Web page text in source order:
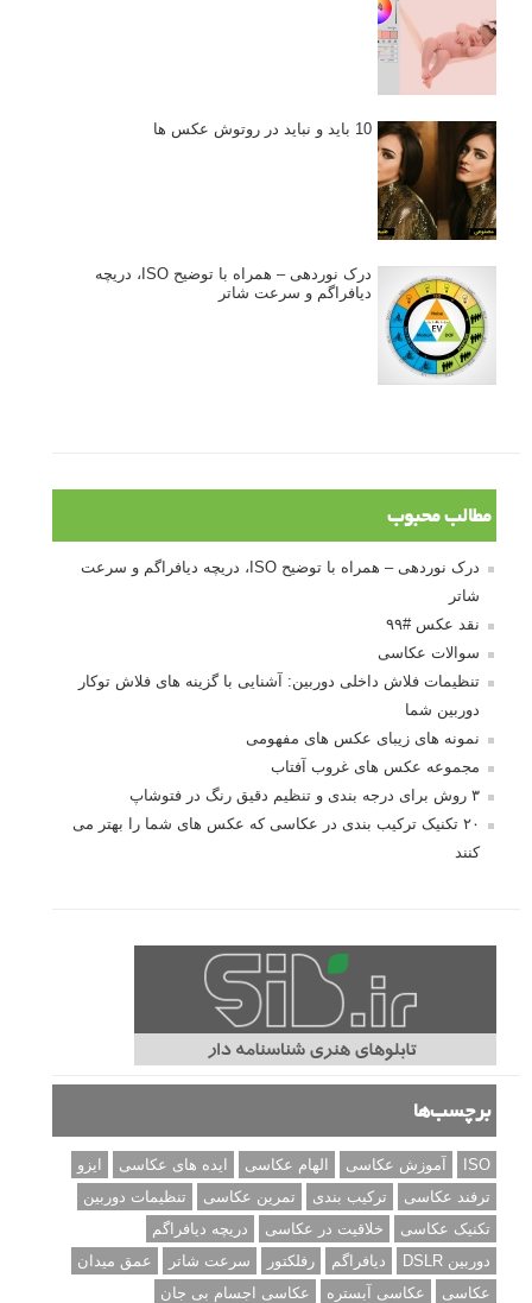
10 باید و نباید در روتوش عکس ها
درک نوردهی – همراه با توضیح ISO، دریچه
دیافراگم و سرعت شاتر
مطالب محبوب
درک نوردهی – همراه با توضیح ISO، دریچه دیافراگم و سرعت
شاتر
نقد عکس #۹۹
سوالات عکاسی
تنظیمات فلاش داخلی دوربین: آشنایی با گزینه های فلاش توکار
دوربین شما
نمونه های زیبای عکس های مفهومی
مجموعه عکس های غروب آفتاب
۳ روش برای درجه بندی و تنظیم دقیق رنگ در فتوشاپ
۲۰ تکنیک ترکیب بندی در عکاسی که عکس های شما را بهتر می
کنند
برچسب‌ها
ISO آموزش عکاسی الهام عکاسی ایده های عکاسی
ایزو
ترفند عکاسی
ترکیب بندی تمرین عکاسی
تنظیمات دوربین
تکنیک عکاسی
خلاقیت در عکاسی
دریچه دیافراگم
دوربین DSLR
دیافراگم رفلکتور سرعت شاتر
عمق میدان
عکاسی
عکاسی آبستره
عکاسی اجسام بی جان